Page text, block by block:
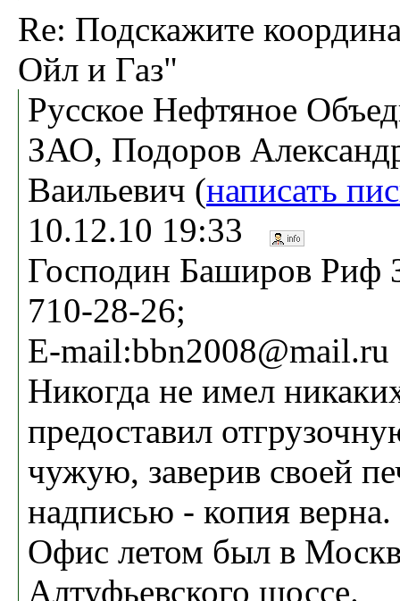
Re: Подскажите
Ойл и Газ"
Русское Нефтяное
ЗАО, Подоров
Ваильевич (написать
10.12.10 19:33
Господин Баширов Риф
710-28-26;
E-mail:bbn2008@mail.ru
Никогда не имел
предоставил
чужую, заверив своей
надписью - копия верна.
Офис летом был в
Алтуфьевского шоссе.